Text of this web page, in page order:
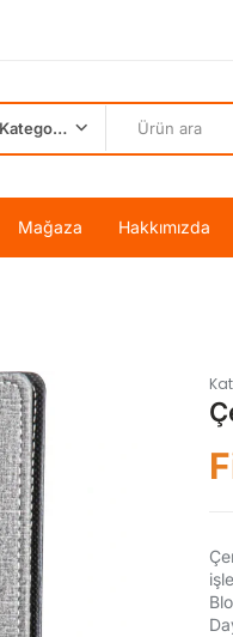
Tüm Kategoriler
Mağaza Hakkımızda